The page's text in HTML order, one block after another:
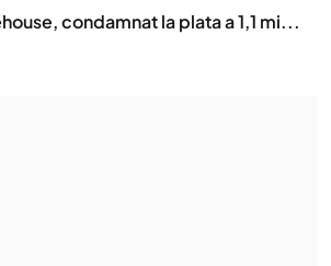
condamnat la plata a 1,1 mi...